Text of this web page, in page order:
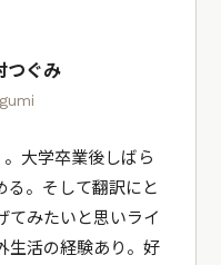
つぐみ
大学卒業後しばら
る。そして翻訳にと
てみたいと思いライ
生活の経験あり。好